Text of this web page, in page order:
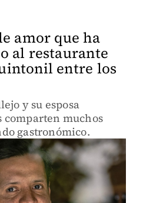
amor que ha
al restaurante
entre los
y su esposa
muchos
gastronómico.